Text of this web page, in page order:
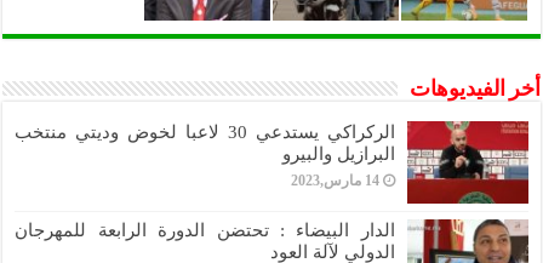
أخر الفيديوهات
الركراكي يستدعي 30 لاعبا لخوض وديتي منتخب
البرازيل والبيرو
14 مارس,2023
الدار البيضاء : تحتضن الدورة الرابعة للمهرجان
الدولي لآلة العود